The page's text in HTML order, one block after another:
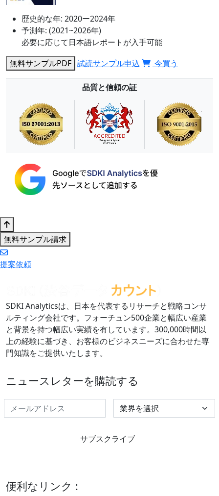
歴史的な年: 2020ー2024年
予測年: (2021~2026年)
必要に応じて日本語レポートが入手可能
無料サンプルPDF 試読サンプル申込 今買う
品質と信頼の証
無料サンプル請求
提案依頼
SDKI Analyticsは、日本を代表するリサーチと戦略コンサ
ルティング会社です。フォーチュン500企業と幅広い産業
と背景を持つ幅広い実績を有しています。300,000時間以
上の経験に基づき、お客様のビジネスニーズに合わせた専
門知識をご提供いたします。
ニュースレターを購読する
Select Industry
サブスクライブ
便利なリンク :